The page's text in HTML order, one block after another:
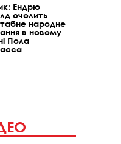
Ендрю
очолить
народне
в новому
Пола